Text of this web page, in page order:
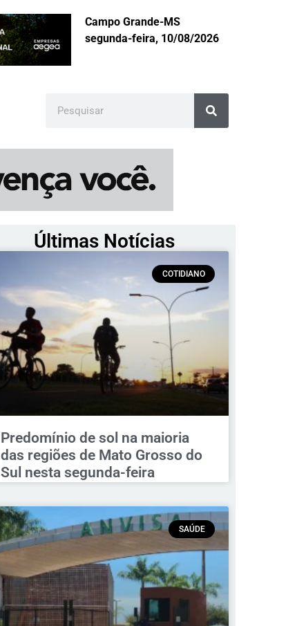
Campo Grande-MS
segunda-feira, 10/08/2026
Últimas Notícias
COTIDIANO
Predomínio de sol na maioria
das regiões de Mato Grosso do
Sul nesta segunda-feira
SAÚDE